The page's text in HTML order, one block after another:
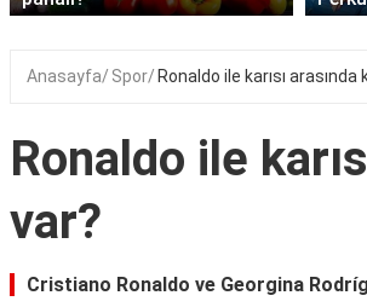
Anasayfa Spor Ronaldo ile karısı arasında
Ronaldo ile
var?
Cristiano Ronaldo ve Georgina